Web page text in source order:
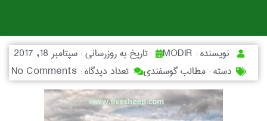
نویسنده : تاریخ به روزرسانی : سپتامبر 18, 2017
دسته : مطالب گوسفندی تعداد دیدگاه : No Comments